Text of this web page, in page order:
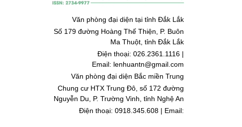
Văn phòng đại diện tại tỉnh Đắk Lắk
Số 179 đường Hoàng Thế Thiện, P. Buôn
Ma Thuột, tỉnh Đắk Lắk
Điện thoại: 026.2361.1116 |
Email: lenhuantn@gmail.com
Văn phòng đại diện Bắc miền Trung
Chung cư HTX Trung Đô, số 172 đường
Nguyễn Du, P. Trường Vinh, tỉnh Nghệ An
Điện thoại: 0918.345.608 | Email: